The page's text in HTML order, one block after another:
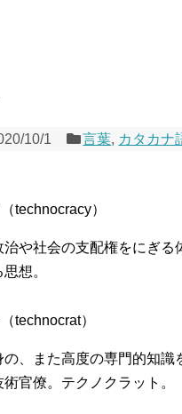
10/1 言葉, カタカナ
（technocracy）
や社会の支配権をにぎる
想。
（technocrat）
、また高度の専門的知識
官僚。テクノクラット。